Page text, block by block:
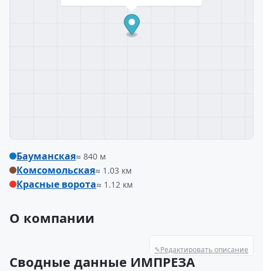
Бауманская≈ 840 м
Комсомольская≈ 1.03 км
Красные ворота≈ 1.12 км
О компании
✎Редактировать описание
Сводные данные ИМПРЕЗА